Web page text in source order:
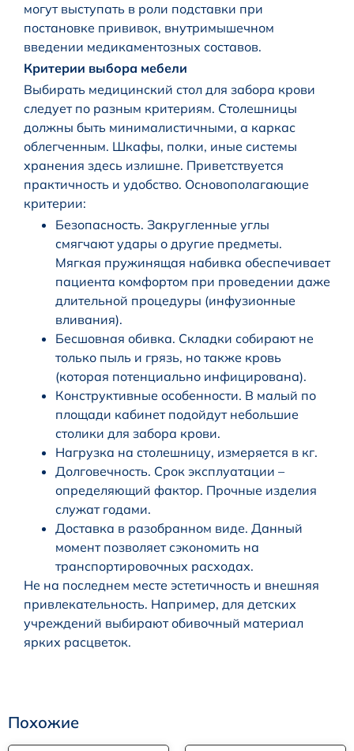
могут выступать в роли подставки при
постановке прививок, внутримышечном
введении медикаментозных составов.
Критерии выбора мебели
Выбирать медицинский стол для забора крови
следует по разным критериям. Столешницы
должны быть минималистичными, а каркас
облегченным. Шкафы, полки, иные системы
хранения здесь излишне. Приветствуется
практичность и удобство. Основополагающие
критерии:
Безопасность. Закругленные углы
смягчают удары о другие предметы.
Мягкая пружинящая набивка обеспечивает
пациента комфортом при проведении даже
длительной процедуры (инфузионные
вливания).
Бесшовная обивка. Складки собирают не
только пыль и грязь, но также кровь
(которая потенциально инфицирована).
Конструктивные особенности. В малый по
площади кабинет подойдут небольшие
столики для забора крови.
Нагрузка на столешницу, измеряется в кг.
Долговечность. Срок эксплуатации –
определяющий фактор. Прочные изделия
служат годами.
Доставка в разобранном виде. Данный
момент позволяет сэкономить на
транспортировочных расходах.
Не на последнем месте эстетичность и внешняя
привлекательность. Например, для детских
учреждений выбирают обивочный материал
ярких расцветок.
Похожие